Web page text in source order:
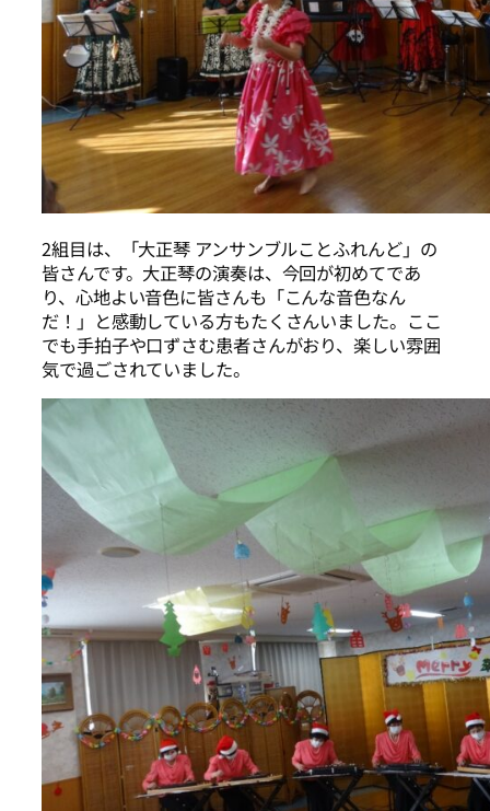
2組目は、「大正琴 アンサンブルことふれんど」の
皆さんです。大正琴の演奏は、今回が初めてであ
り、心地よい音色に皆さんも「こんな音色なん
だ！」と感動している方もたくさんいました。ここ
でも手拍子や口ずさむ患者さんがおり、楽しい雰囲
気で過ごされていました。